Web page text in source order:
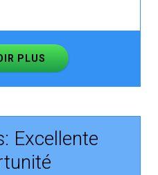
PLUS
Excellente